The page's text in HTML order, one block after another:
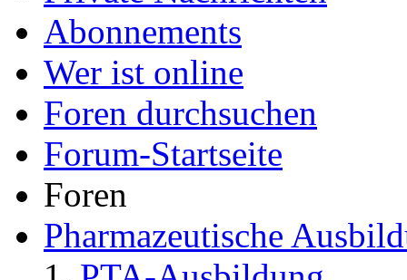
Zitieren
Gehe zu: Pharmazeutische
Bereiche
Benutzerkontrollzentrum
Private Nachrichten
Abonnements